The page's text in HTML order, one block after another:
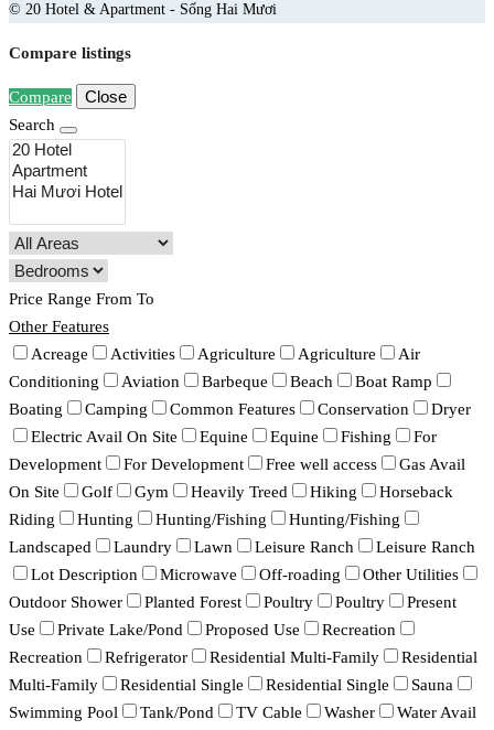
© 20 Hotel & Apartment - Sống Hai Mươi
Compare listings
Compare Close
Search
Price Range From To
Other Features
Acreage
Activities Agriculture Agriculture
Air
Conditioning
Aviation Barbeque Beach
Boat Ramp
Boating
Camping Common Features Conservation
Dryer
Electric Avail On Site
Equine Equine Fishing
For
Development
For Development Free well access
Gas Avail
On Site
Golf Gym Heavily Treed Hiking
Horseback
Riding
Hunting Hunting/Fishing
Hunting/Fishing
Landscaped
Laundry Lawn Leisure Ranch
Leisure Ranch
Lot Description
Microwave Off-roading
Other Utilities
Outdoor Shower
Planted Forest Poultry Poultry
Present
Use
Private Lake/Pond Proposed Use
Recreation
Recreation
Refrigerator Residential Multi-Family
Residential
Multi-Family
Residential Single Residential Single
Sauna
Swimming Pool
Tank/Pond TV Cable Washer
Water Avail